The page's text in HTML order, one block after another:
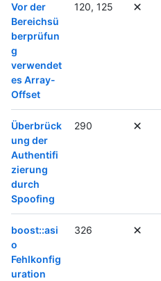
Vor der
Bereichsü
berprüfun
g
verwendet
es Array-
Offset
120, 125
Überbrück
ung der
Authentifi
zierung
durch
Spoofing
290
boost::asi
o
Fehlkonfig
uration
326